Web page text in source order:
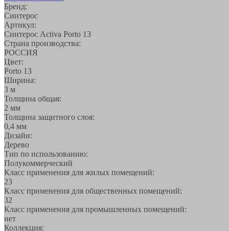
Бренд:
Синтерос
Артикул:
Синтерос Activa Porto 13
Страна производства:
РОССИЯ
Цвет:
Porto 13
Ширина:
3 м
Толщина общая:
2 мм
Толщина защитного слоя:
0,4 мм
Дизайн:
Дерево
Тип по использованию:
Полукоммерческий
Класс применения для жилых помещений:
23
Класс применения для общественных помещений:
32
Класс применения для промышленных помещений:
нет
Коллекция: